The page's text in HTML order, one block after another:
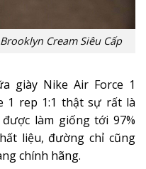
Cream Siêu Cấp
giày Nike Air Force 1
1 rep 1:1 thật sự rất là
làm giống tới 97%
liệu, đường chỉ cũng
chính hãng.